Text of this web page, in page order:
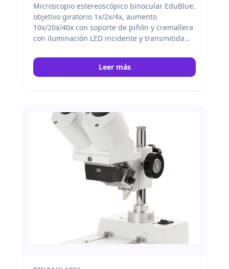
Microscopio estereoscópico binocular EduBlue,
objetivo giratorio 1x/2x/4x, aumento
10x/20x/40x con soporte de piñón y cremallera
con iluminación LED incidente y transmitida
Leer más